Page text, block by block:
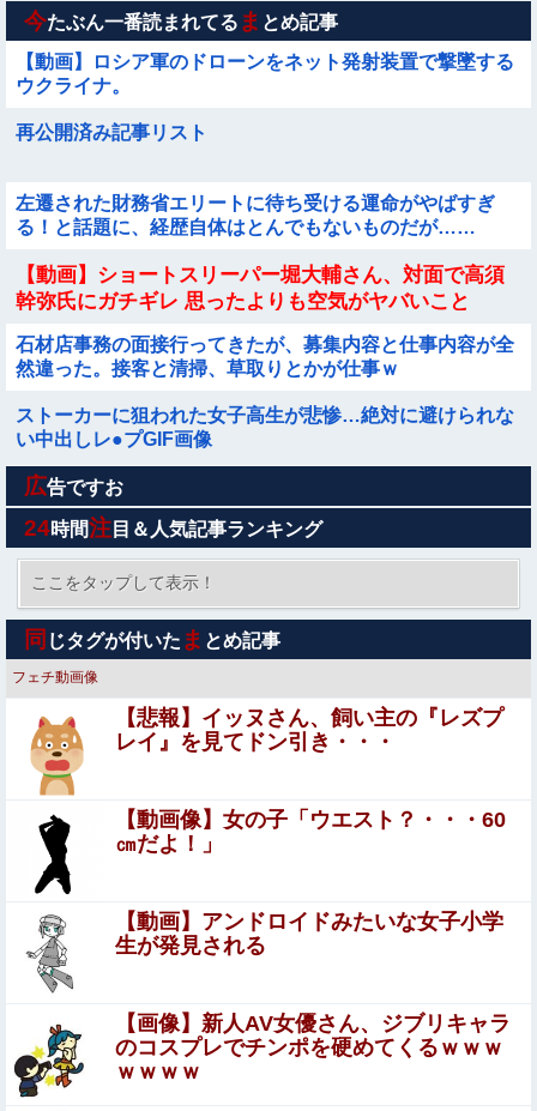
今たぶん一番読まれてる ま とめ記事
【動画】ロシア軍のドローンをネット発射装置で撃墜する
ウクライナ。
再公開済み記事リスト
左遷された財務省エリートに待ち受ける運命がやばすぎ
る！と話題に、経歴自体はとんでもないものだが……
【動画】ショートスリーパー堀大輔さん、対面で高須
幹弥氏にガチギレ 思ったよりも空気がヤバいこと
に・・・
石材店事務の面接行ってきたが、募集内容と仕事内容が全
然違った。接客と清掃、草取りとかが仕事ｗ
ストーカーに狙われた女子高生が悲惨…絶対に避けられな
い中出しレ●プGIF画像
彼の母親と初めて食事した時に彼母が「私ちゃんは結婚し
たら仕事辞める予定なんですってね」と言ってきた
「お前は自分に甘い」と家族に責められ育った私…３０歳
の時、真夏に重度の熱中症で救急搬送された結果→会社の
人たちから叩きつけられた「衝撃の事実」に絶句
【速報】日向坂46、18thシングル『イチャイチャ虫』の発
売が決定！！
【悲報】 ロシア、じわじわと逝き始める
【画像】 元アイドル(27)さん、衣服が乱れたえちえちショ
ットを公開してしまうｗｗｗ
【画像】 女子バレー選手、ケツがデカすぎ警報ｗｗｗ
ジャンポケ斎藤と代理人のやりとり、「地獄すぎて完
全にコントになってる……」と衝撃を受ける人が続出
中
【閲覧注意】有名タレント(48歳)、生配信中に自傷行為。
今まで賛成派から発言権を奪っていた減税反対派、だが全
員に発言権が与えられるように方式変更された途端……
広告ですお
24時間注 目＆人気記事ランキング
ここをタップして表示！
同 じタグが付いた ま とめ記事
フェチ動画像
【悲報】イッヌさん、飼い主の『レズプ
レイ』を見てドン引き・・・
【動画像】女の子「ウエスト？・・・60
㎝だよ！」
【動画】アンドロイドみたいな女子小学
生が発見される
【画像】新人AV女優さん、ジブリキャラ
のコスプレでチンポを硬めてくるｗｗｗ
ｗｗｗｗ